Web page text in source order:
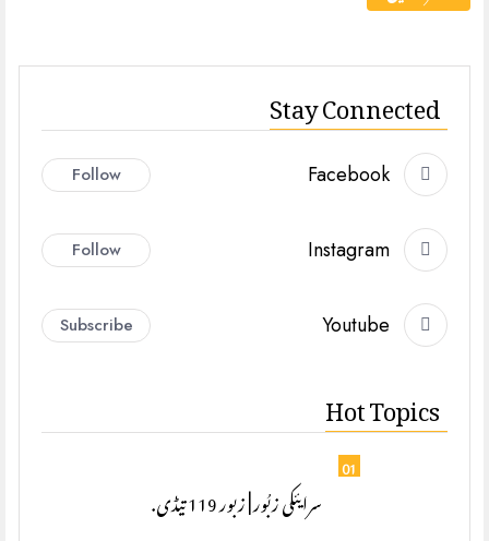
Stay Connected
Facebook
Follow
Instagram
Follow
Youtube
Subscribe
Hot Topics
01
سرایئکی زبُور | زبور 119 تیڈی.